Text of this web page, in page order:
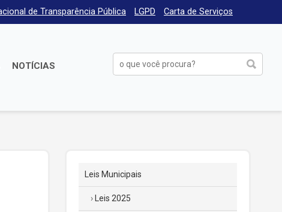
de Transparência Pública LGPD Carta de Serviços
NOTÍCIAS
Leis Municipais
Leis 2025